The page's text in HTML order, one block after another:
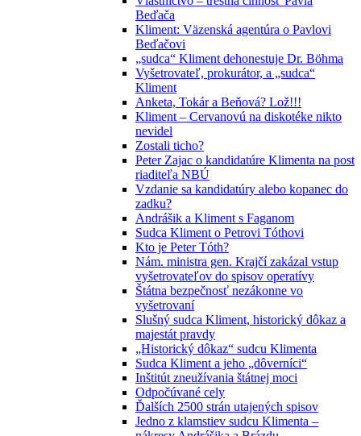
Beďača
Kliment: Väzenská agentúra o Pavlovi
Beďačovi
„sudca“ Kliment dehonestuje Dr. Böhma
Vyšetrovateľ, prokurátor, a „sudca“
Kliment
Anketa, Tokár a Beňová? Lož!!!
Kliment – Cervanovú na diskotéke nikto
nevidel
Zostali ticho?
Peter Zajac o kandidatúre Klimenta na post
riaditeľa NBÚ
Vzdanie sa kandidatúry alebo kopanec do
zadku?
Andrášik a Kliment s Faganom
Sudca Kliment o Petrovi Tóthovi
Kto je Peter Tóth?
Nám. ministra gen. Krajčí zakázal vstup
vyšetrovateľov do spisov operatívy
Štátna bezpečnosť nezákonne vo
vyšetrovaní
Slušný sudca Kliment, historický dôkaz a
majestát pravdy
„Historický dôkaz“ sudcu Klimenta
Sudca Kliment a jeho „dôverníci“
Inštitút zneužívania štátnej moci
Odpočúvané cely
Ďalších 2500 strán utajených spisov
Jedno z klamstiev sudcu Klimenta –